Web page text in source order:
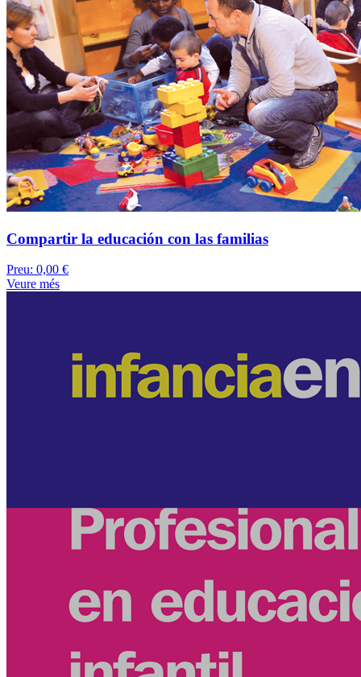
Compartir la educación con las familias
Preu: 0,00 €
Veure més